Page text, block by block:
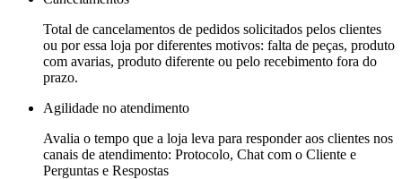
Total de cancelamentos de pedidos solicitados pelos clientes
ou por essa loja por diferentes motivos: falta de peças, produto
com avarias, produto diferente ou pelo recebimento fora do
prazo.
Agilidade no atendimento
Avalia o tempo que a loja leva para responder aos clientes nos
canais de atendimento: Protocolo, Chat com o Cliente e
Perguntas e Respostas